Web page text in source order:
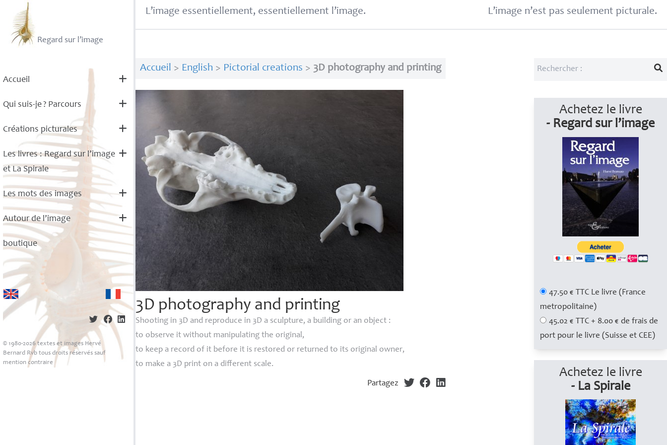
Regard sur l’image
Accueil
Qui suis-je? Parcours
Créations picturales
Les livres : Regard sur l’image
et La Spirale
Les mots des images
Autour de l’image
boutique
© 1980-2026 textes et images Hervé
Bernard Rvb tous droits réservés sauf
mention contraire
L’image essentiellement, essentiellement l’image. L’image n’est pas seulement picturale.
Accueil > English > Pictorial creations > 3D photography and printing
3D photography and printing
Shooting in 3D and reproduce in 3D a sculpture, a building or an object :
to observe it without manipulating the original,
to keep a record of it before it is restored or returned to its original owner,
to make a 3D print on a different scale.
Partagez
Achetez le livre
- Regard sur l’image
47.50 € TTC Le livre (France
metropolitaine)
45.02 € TTC + 8.00 € de frais de
port pour le livre (Suisse et CEE)
Achetez le livre
- La Spirale